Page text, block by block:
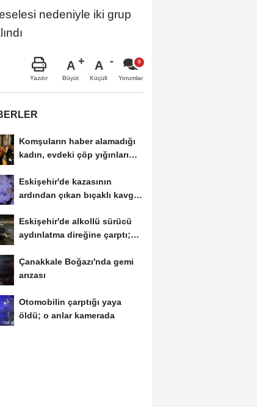
nedeniyle iki grup
Yazdır
A
Büyüt
A
Küçült Yorumlar
Komşuların haber alamadığı
kadın, evdeki çöp yığınları
Eskişehir'de kazasının
ardından çıkan bıçaklı kavga
Eskişehir'de alkollü sürücü
aydınlatma direğine çarptı;
Çanakkale Boğazı'nda gemi
arızası
Otomobilin çarptığı yaya
öldü; o anlar kamerada